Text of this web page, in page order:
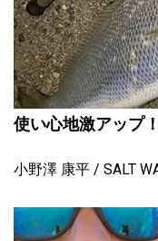
使い心地激アップ
小野澤 康平 SALT